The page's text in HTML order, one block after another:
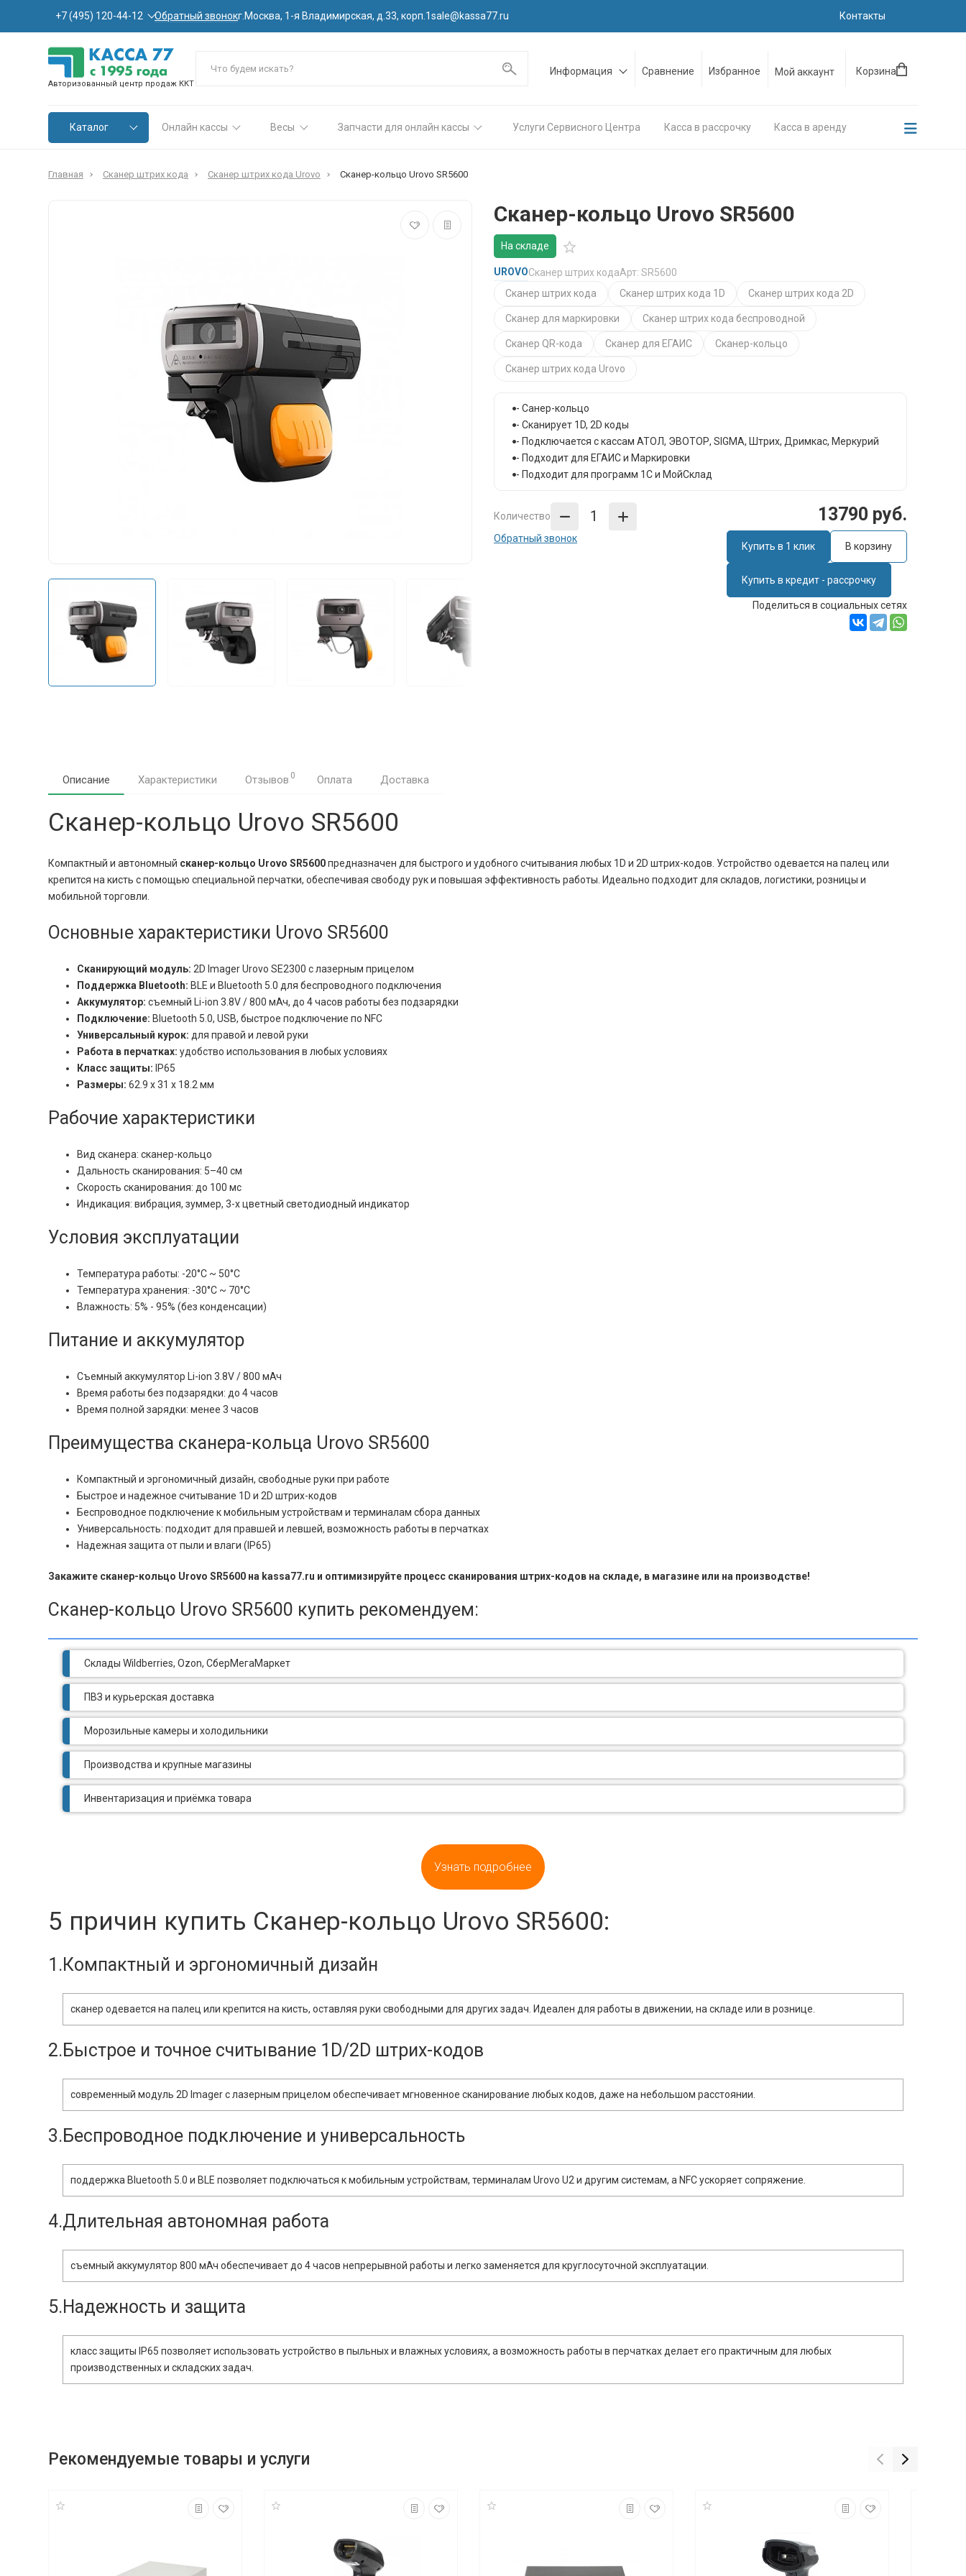
+7 (495) 120-44-12 Обратный звонокг.Москва, 1-я Владимирская, д.33, корп.1sale@kassa77.ru Контакты
Авторизованный центр продаж ККТ
Информация Сравнение Избранное Мой аккаунт Корзина
Каталог Онлайн кассы Весы Запчасти для онлайн кассы Услуги Сервисного Центра Касса в рассрочку Касса в аренду
Главная Сканер штрих кода Сканер штрих кода Urovo Сканер-кольцо Urovo SR5600
Сканер-кольцо Urovo SR5600
На складе
UROVOСканер штрих кодаАрт: SR5600
Сканер штрих кода
Сканер штрих кода 1D Сканер штрих кода 2D
Сканер для маркировки Сканер штрих кода беспроводной
Сканер QR-кода Сканер для ЕГАИС Сканер-кольцо
Сканер штрих кода Urovo
- Санер-кольцо
- Сканирует 1D, 2D коды
- Подключается с кассам АТОЛ, ЭВОТОР, SIGMА, Штрих, Дримкас, Меркурий
- Подходит для ЕГАИС и Маркировки
- Подходит для программ 1С и МойСклад
Количество 13790 руб.
Обратный звонок
Купить в 1 клик В корзину
Купить в кредит - рассрочку
Поделиться в социальных сетях
Описание Характеристики Отзывов 0 Оплата Доставка
Сканер-кольцо Urovo SR5600
Компактный и автономный сканер-кольцо Urovo SR5600предназначен для быстрого и удобного считывания любых 1D и 2D штрих-кодов. Устройство одевается на палец или
крепится на кисть с помощью специальной перчатки, обеспечивая свободу рук и повышая эффективность работы. Идеально подходит для складов, логистики, розницы и
мобильной торговли.
Основные характеристики Urovo SR5600
Сканирующий модуль: 2D Imager Urovo SE2300 с лазерным прицелом
Поддержка Bluetooth: BLE и Bluetooth 5.0 для беспроводного подключения
Аккумулятор: съемный Li-ion 3.8V / 800 мАч, до 4 часов работы без подзарядки
Подключение: Bluetooth 5.0, USB, быстрое подключение по NFC
Универсальный курок: для правой и левой руки
Работа в перчатках: удобство использования в любых условиях
Класс защиты: IP65
Размеры: 62.9 x 31 x 18.2 мм
Рабочие характеристики
Вид сканера: сканер-кольцо
Дальность сканирования: 5–40 см
Скорость сканирования: до 100 мс
Индикация: вибрация, зуммер, 3-х цветный светодиодный индикатор
Условия эксплуатации
Температура работы: -20°C ~ 50°C
Температура хранения: -30°C ~ 70°C
Влажность: 5% - 95% (без конденсации)
Питание и аккумулятор
Съемный аккумулятор Li-ion 3.8V / 800 мАч
Время работы без подзарядки: до 4 часов
Время полной зарядки: менее 3 часов
Преимущества сканера-кольца Urovo SR5600
Компактный и эргономичный дизайн, свободные руки при работе
Быстрое и надежное считывание 1D и 2D штрих-кодов
Беспроводное подключение к мобильным устройствам и терминалам сбора данных
Универсальность: подходит для правшей и левшей, возможность работы в перчатках
Надежная защита от пыли и влаги (IP65)
Закажите сканер-кольцо Urovo SR5600 на kassa77.ru и оптимизируйте процесс сканирования штрих-кодов на складе, в магазине или на производстве!
Сканер-кольцо Urovo SR5600 купить рекомендуем:
Склады Wildberries, Ozon, СберМегаМаркет
ПВЗ и курьерская доставка
Морозильные камеры и холодильники
Производства и крупные магазины
Инвентаризация и приёмка товара
Узнать подробнее
5 причин купить Сканер-кольцо Urovo SR5600:
1.Компактный и эргономичный дизайн
сканер одевается на палец или крепится на кисть, оставляя руки свободными для других задач. Идеален для работы в движении, на складе или в рознице.
2.Быстрое и точное считывание 1D/2D штрих-кодов
современный модуль 2D Imager с лазерным прицелом обеспечивает мгновенное сканирование любых кодов, даже на небольшом расстоянии.
3.Беспроводное подключение и универсальность
поддержка Bluetooth 5.0 и BLE позволяет подключаться к мобильным устройствам, терминалам Urovo U2 и другим системам, а NFC ускоряет сопряжение.
4.Длительная автономная работа
съемный аккумулятор 800 мАч обеспечивает до 4 часов непрерывной работы и легко заменяется для круглосуточной эксплуатации.
5.Надежность и защита
класс защиты IP65 позволяет использовать устройство в пыльных и влажных условиях, а возможность работы в перчатках делает его практичным для любых
производственных и складских задач.
Рекомендуемые товары и услуги